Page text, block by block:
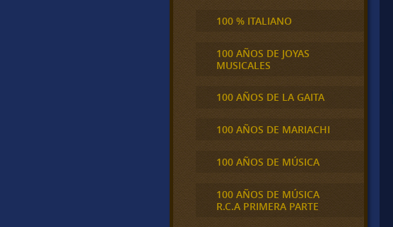
100 % ITALIANO
100 AÑOS DE JOYAS
MUSICALES
100 AÑOS DE LA GAITA
100 AÑOS DE MARIACHI
100 AÑOS DE MÚSICA
100 AÑOS DE MÚSICA
R.C.A PRIMERA PARTE